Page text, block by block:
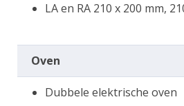
LA en RA 210 x 200 mm,
Oven
Dubbele elektrische oven